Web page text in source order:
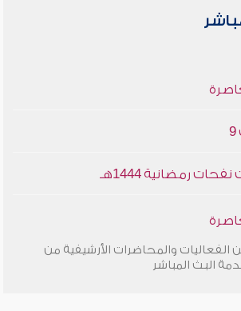
رمضانية 1444هـ
الفعاليات والمحاضرات الأرشيفية من
البث المباشر